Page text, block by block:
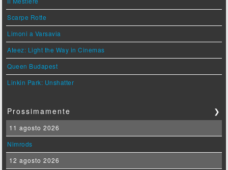
Scarpe Rotte
Limoni a Varsavia
Ateez: Light the Way in Cinemas
Queen Budapest
Linkin Park: Unshatter
Prossimamente ❯
11 agosto 2026
Nimrods
12 agosto 2026